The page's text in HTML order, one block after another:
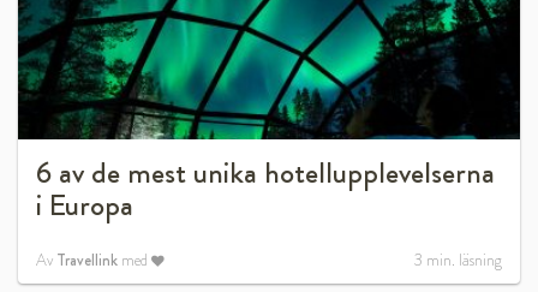
6 av de mest unika hotellupplevelserna
i Europa
Av Travellink med 3 min. läsning